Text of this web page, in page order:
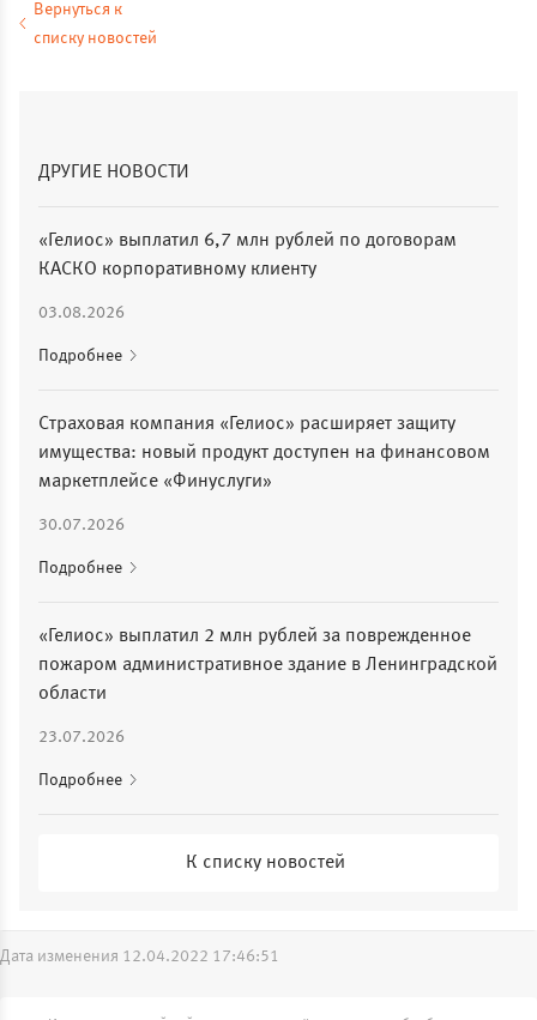
Вернуться к
списку новостей
ДРУГИЕ НОВОСТИ
«Гелиос» выплатил 6,7 млн рублей по договорам
КАСКО корпоративному клиенту
03.08.2026
Подробнее
Страховая компания «Гелиос» расширяет защиту
имущества: новый продукт доступен на финансовом
маркетплейсе «Финуслуги»
30.07.2026
Подробнее
«Гелиос» выплатил 2 млн рублей за поврежденное
пожаром административное здание в Ленинградской
области
23.07.2026
Подробнее
К списку новостей
Дата изменения 12.04.2022 17:46:51